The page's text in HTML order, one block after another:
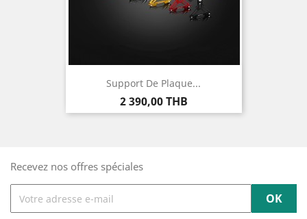
Support De Plaque...
Prix
2 390,00 THB
Recevez nos offres spéciales